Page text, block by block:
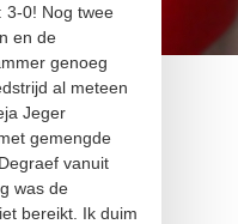
3-0! Nog twee
en de
genoeg
al meteen
Jeger
gemengde
vanuit
was de
bereikt. Ik duim